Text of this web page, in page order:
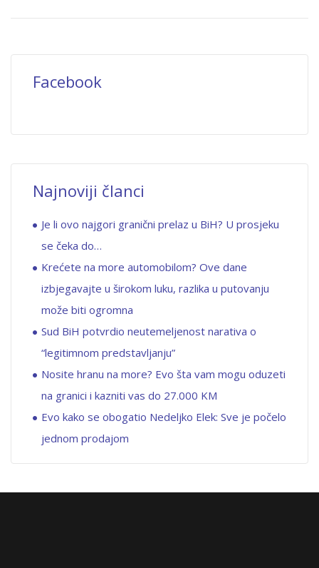
Facebook
Najnoviji članci
Je li ovo najgori granični prelaz u BiH? U prosjeku
se čeka do…
Krećete na more automobilom? Ove dane
izbjegavajte u širokom luku, razlika u putovanju
može biti ogromna
Sud BiH potvrdio neutemeljenost narativa o
“legitimnom predstavljanju”
Nosite hranu na more? Evo šta vam mogu oduzeti
na granici i kazniti vas do 27.000 KM
Evo kako se obogatio Nedeljko Elek: Sve je počelo
jednom prodajom